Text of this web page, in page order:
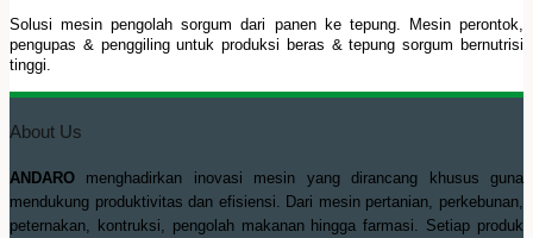
Solusi mesin pengolah sorgum dari panen ke tepung. Mesin perontok,
pengupas & penggiling untuk produksi beras & tepung sorgum bernutrisi
tinggi.
About Us
ANDARO menghadirkan inovasi mesin yang dirancang khusus guna
mendukung produktivitas dan efisiensi. Dari mesin pertanian, perkebunan,
peternakan, kontruksi, pengolah makanan hingga farmasi. Setiap produk